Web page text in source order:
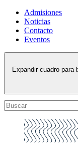
Admisiones
Noticias
Contacto
Eventos
Expandir cuadro para